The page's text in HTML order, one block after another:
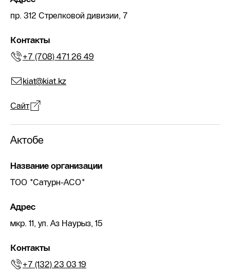
пр. 312 Стрелковой дивизии, 7
Контакты
+7 (708) 471 26 49
kiat@kiat.kz
Сайт
Актобе
Название организации
ТОО "Сатурн-АСО"
Адрес
мкр. 11, ул. Аз Наурыз, 15
Контакты
+7 (132) 23 03 19